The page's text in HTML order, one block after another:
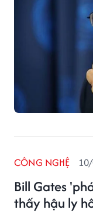
Bill Gates
thấy hậu ly
CÔNG NGHỆ